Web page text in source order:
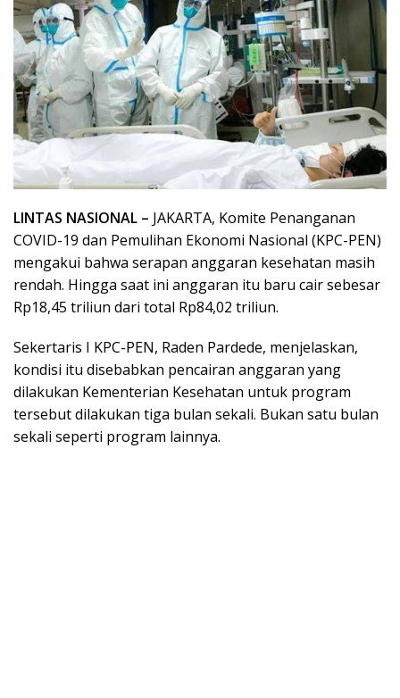
LINTAS NASIONAL – JAKARTA, Komite Penanganan
COVID-19 dan Pemulihan Ekonomi Nasional (KPC-PEN)
mengakui bahwa serapan anggaran kesehatan masih
rendah. Hingga saat ini anggaran itu baru cair sebesar
Rp18,45 triliun dari total Rp84,02 triliun.
Sekertaris I KPC-PEN, Raden Pardede, menjelaskan,
kondisi itu disebabkan pencairan anggaran yang
dilakukan Kementerian Kesehatan untuk program
tersebut dilakukan tiga bulan sekali. Bukan satu bulan
sekali seperti program lainnya.